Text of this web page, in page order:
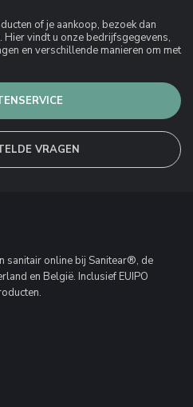
of je aankoop, bezoek dan
Hier vindt u onze bedrijfsgegevens,
en verschillende manieren om met
VRAGEN
online bij Sanitear®, de
en België. Inclusief EUIPO